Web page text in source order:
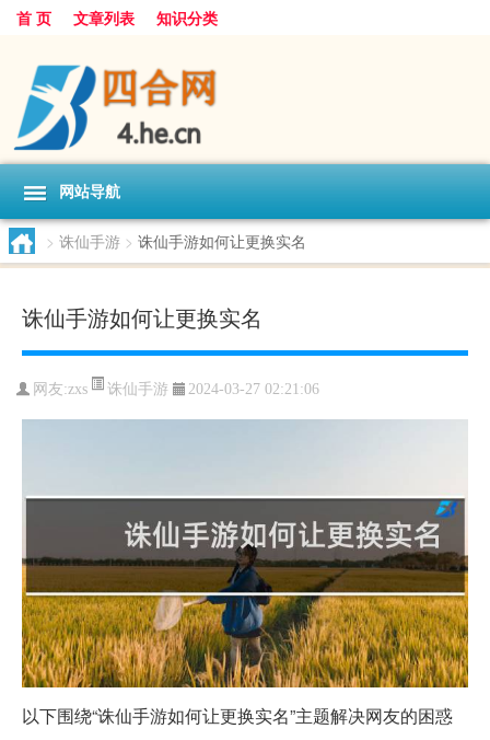
首 页 文章列表 知识分类
网站导航
> 诛仙手游 > 诛仙手游如何让更换实名
诛仙手游如何让更换实名
网友:zxs 诛仙手游 2024-03-27 02:21:06
以下围绕“诛仙手游如何让更换实名”主题解决网友的困惑